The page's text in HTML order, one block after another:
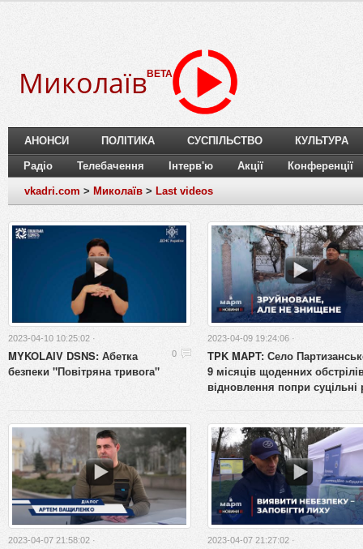
МиколаївBETA
АНОНСИ ПОЛІТИКА СУСПІЛЬСТВО КУЛЬТУРА
Радіо Телебачення Інтерв'ю Акції Конференції
vkadri.com > Миколаїв > Last videos
2023-04-10 10:25:02 ·
0
MYKOLAIV DSNS: Абетка
безпеки "Повітряна тривога"
2023-04-09 19:24:06 ·
TPK MAPT: Село
9 місяців щоденних
відновлення попри суцільні
2023-04-07 21:58:02 ·
2023-04-07 21:27:02 ·